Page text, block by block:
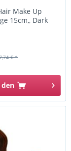
Make Up
15cm,, Dark
€ *